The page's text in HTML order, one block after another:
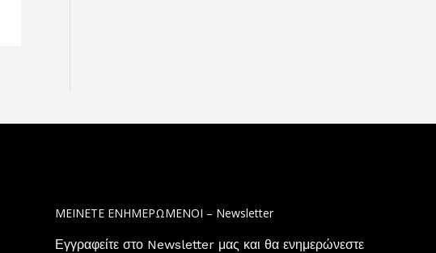
ΜΕΙΝΕΤΕ ΕΝΗΜΕΡΩΜΕΝΟΙ – Newsletter
Εγγραφείτε στο Newsletter μας και θα ενημερώνεστε